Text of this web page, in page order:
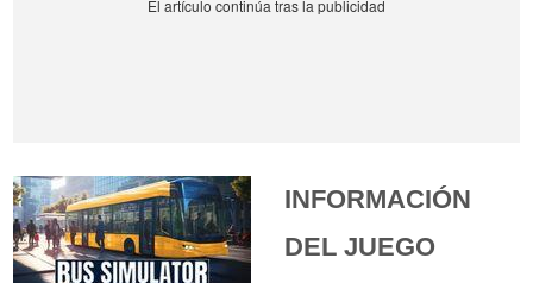
INFORMACIÓN
DEL JUEGO